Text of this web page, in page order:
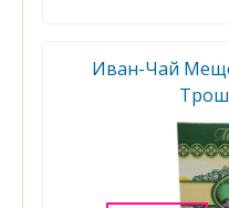
Иван-Чай